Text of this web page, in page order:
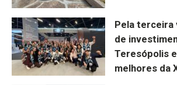
Pela
de
Teresópolis
melhores da